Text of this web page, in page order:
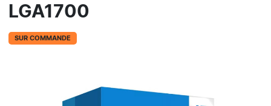
LGA1700
SUR COMMANDE